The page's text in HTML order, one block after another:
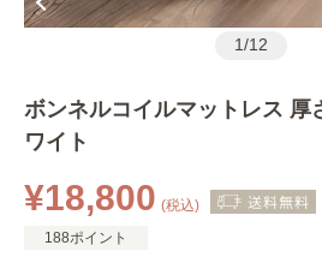
1/12
ボンネルコイルマットレス 厚
ワイト
¥18,800 (税込)
188ポイント